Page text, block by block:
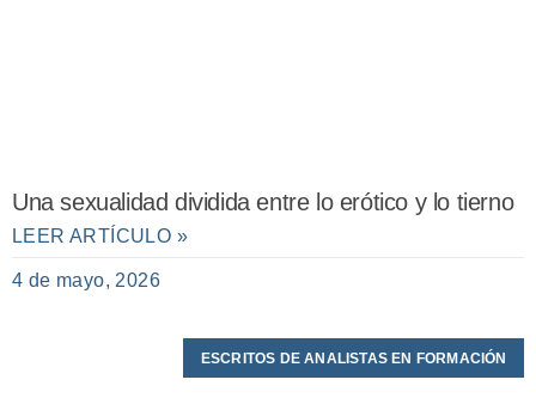
Una sexualidad dividida entre lo erótico y lo tierno
LEER ARTÍCULO »
4 de mayo, 2026
ESCRITOS DE ANALISTAS EN FORMACIÓN